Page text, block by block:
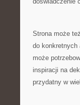
Strona może
do konkretnych
może
inspiracji na
przydatny w